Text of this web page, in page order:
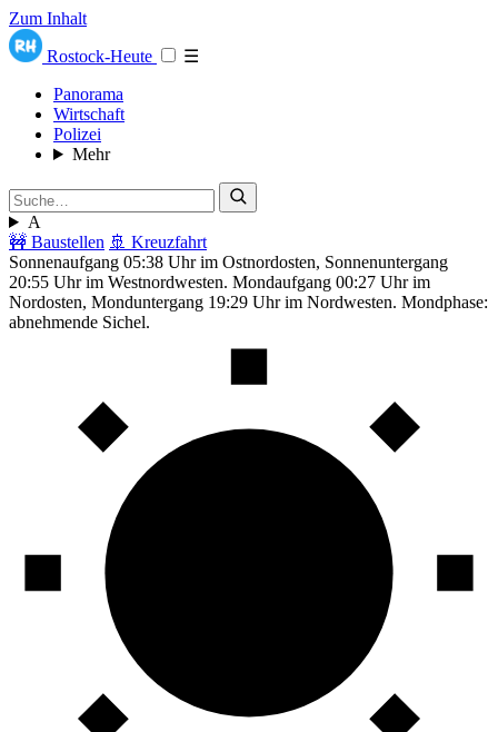
Zum Inhalt
Rostock-Heute
☰
Panorama
Wirtschaft
Polizei
Mehr
A
🚧 Baustellen 🚢 Kreuzfahrt
Sonnenaufgang 05:38 Uhr im Ostnordosten, Sonnenuntergang
20:55 Uhr im Westnordwesten. Mondaufgang 00:27 Uhr im
Nordosten, Monduntergang 19:29 Uhr im Nordwesten. Mondphase:
abnehmende Sichel.